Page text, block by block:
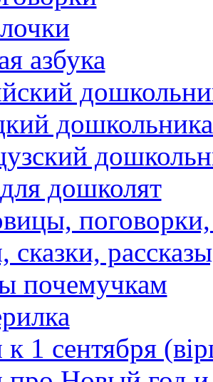
азбука
дошколят
сказки,
почемучкам
1 сентября